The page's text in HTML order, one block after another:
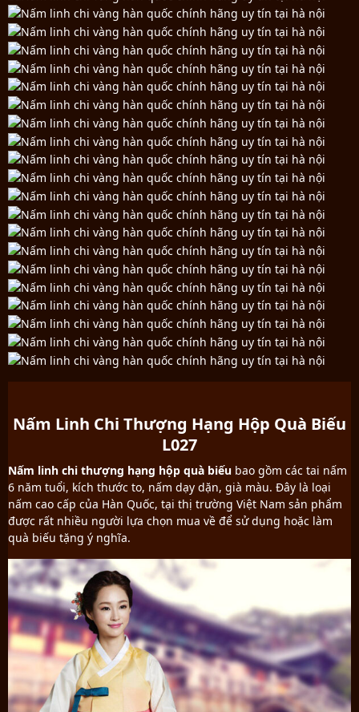
Nấm Linh Chi Thượng Hạng Hộp Quà Biếu
L027
Nấm linh chi thượng hạng hộp quà biếu bao gồm các tai nấm
6 năm tuổi, kích thước to, nấm dạy dặn, già màu. Đây là loại
nấm cao cấp của Hàn Quốc, tại thị trường Việt Nam sản phẩm
được rất nhiều người lựa chọn mua về để sử dụng hoặc làm
quà biếu tặng ý nghĩa.